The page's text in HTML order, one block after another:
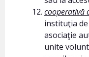
cooperativă
instituţia
asociaţie
unite